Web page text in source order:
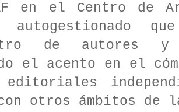
en el Centro de
autogestionado
de autores y
el acento en el
otros ámbitos